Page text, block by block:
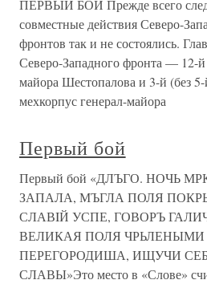
ПЕРВЫЙ БОЙ Прежде всего
совместные действия Северо-
фронтов так и не состоялись.
Северо-Западного фронта — 12-й
майора Шестопалова и 3-й (без
мехкорпус генерал-майора
Первый бой
Первый бой «ДЛЪГО. НОЧЬ
ЗАПАЛА, МЪГЛА ПОЛЯ
СЛАВIЙ УСПЕ, ГОВОРЪ
ВЕЛИКАЯ ПОЛЯ
ПЕРЕГОРОДИША, ИЩУЧИ
СЛАВЫ»Это место в «Слове»